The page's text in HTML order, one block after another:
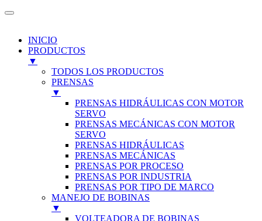
INICIO
PRODUCTOS
▼
TODOS LOS PRODUCTOS
PRENSAS
▼
PRENSAS HIDRÁULICAS CON MOTOR
SERVO
PRENSAS MECÁNICAS CON MOTOR
SERVO
PRENSAS HIDRÁULICAS
PRENSAS MECÁNICAS
PRENSAS POR PROCESO
PRENSAS POR INDUSTRIA
PRENSAS POR TIPO DE MARCO
MANEJO DE BOBINAS
▼
VOLTEADORA DE BOBINAS